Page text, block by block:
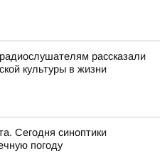
рассказали
культуры в жизни
Сегодня синоптики
погоду